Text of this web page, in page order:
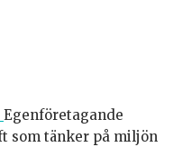
Egenföretagande
som tänker på miljön